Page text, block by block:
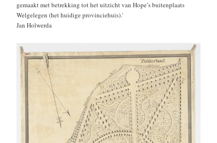
gemaakt met betrekking tot het uitzicht van Hope’s buitenplaats
Welgelegen (het huidige provinciehuis).’
Jan Holwerda